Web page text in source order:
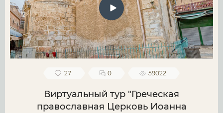
27 0 59022
Виртуальный тур "Греческая
православная Церковь Иоанна